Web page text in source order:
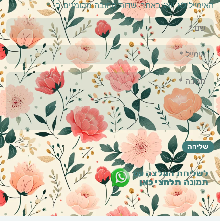
האימייל לא יוצג באתר. שדות החובה מסומנים ב-*
לשליחת המלצה עם
תמונה תלחצי כאן